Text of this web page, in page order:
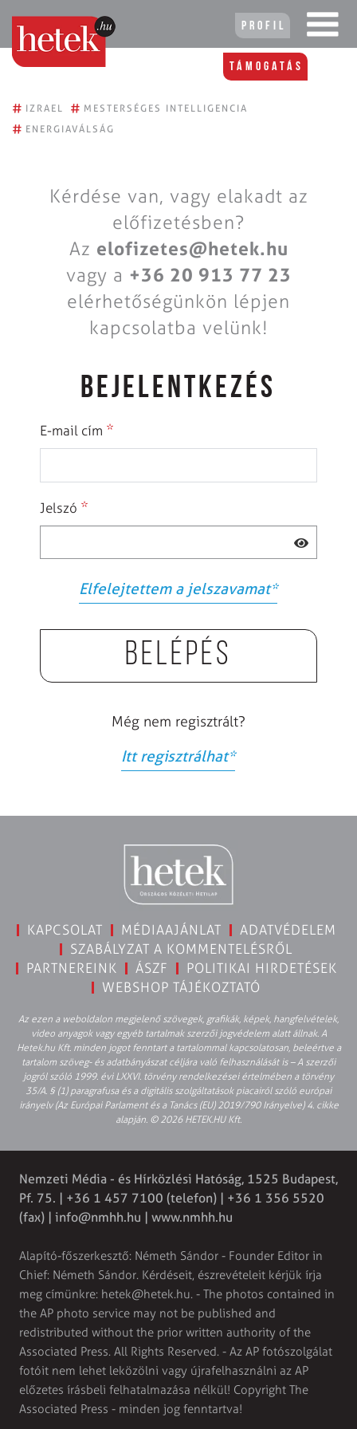
Profil
Támogatás
# IZRAEL # MESTERSÉGES INTELLIGENCIA
# ENERGIAVÁLSÁG
Kérdése van, vagy elakadt az
előfizetésben?
Az elofizetes@hetek.hu
vagy a +36 20 913 77 23
elérhetőségünkön lépjen
kapcsolatba velünk!
BEJELENTKEZÉS
E-mail cím *
Jelszó *
Elfelejtettem a jelszavamat*
Belépés
Még nem regisztrált?
Itt regisztrálhat*
KAPCSOLAT MÉDIAAJÁNLAT
ADATVÉDELEM
SZABÁLYZAT A KOMMENTELÉSRŐL
PARTNEREINK
ÁSZF
POLITIKAI HIRDETÉSEK
WEBSHOP TÁJÉKOZTATÓ
Az ezen a weboldalon megjelenő szövegek, grafikák, képek, hangfelvételek,
video anyagok vagy egyéb tartalmak szerzői jogvédelem alatt állnak. A
Hetek.hu Kft. minden jogot fenntart a tartalommal kapcsolatosan, beleértve a
tartalom szöveg- és adatbányászat céljára való felhasználását is – A szerzői
jogról szóló 1999. évi LXXVI. törvény rendelkezései értelmében a törvény
35/A. § (1) paragrafusa és a digitális szolgáltatások piacairól szóló európai
irányelv (Az Európai Parlament és a Tanács (EU) 2019/790 Irányelve) 4. cikke
alapján. © 2026 HETEK.HU Kft.
Nemzeti Média - és Hírközlési Hatóság, 1525 Budapest,
Pf. 75. | +36 1 457 7100 (telefon) | +36 1 356 5520
(fax) | info@nmhh.hu | www.nmhh.hu
Alapító-főszerkesztő: Németh Sándor - Founder Editor in
Chief: Németh Sándor. Kérdéseit, észrevételeit kérjük írja
meg címünkre: hetek@hetek.hu. - The photos contained in
the AP photo service may not be published and
redistributed without the prior written authority of the
Associated Press. All Rights Reserved. - Az AP fotószolgálat
fotóit nem lehet leközölni vagy újrafelhasználni az AP
előzetes írásbeli felhatalmazása nélkül! Copyright The
Associated Press - minden jog fenntartva!